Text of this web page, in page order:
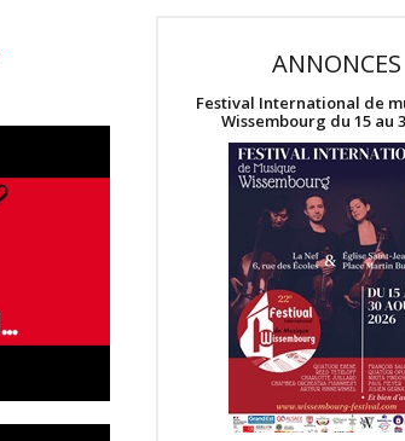
ANNONCES
Festival International de
Wissembourg du 15 au